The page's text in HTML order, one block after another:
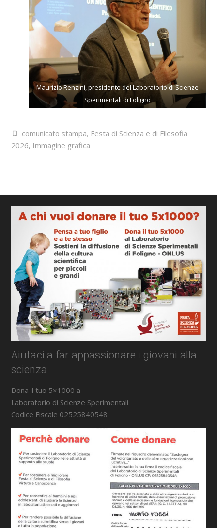
Maurizio Renzini, presidente del Laboratorio di Scienze
Sperimentali di Foligno
comunicato stampa, Festa di Scienza e di Filosofia
2026, Immagine grafica
Aiutaci a far appassionare i giovani alla
scienza
Dona il tuo 5×1000 a
Laboratorio di Scienze Sperimentali
Codice Fiscale 02525840548